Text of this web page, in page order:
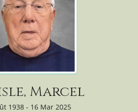
Marcel
1938 - 16 Mar 2025